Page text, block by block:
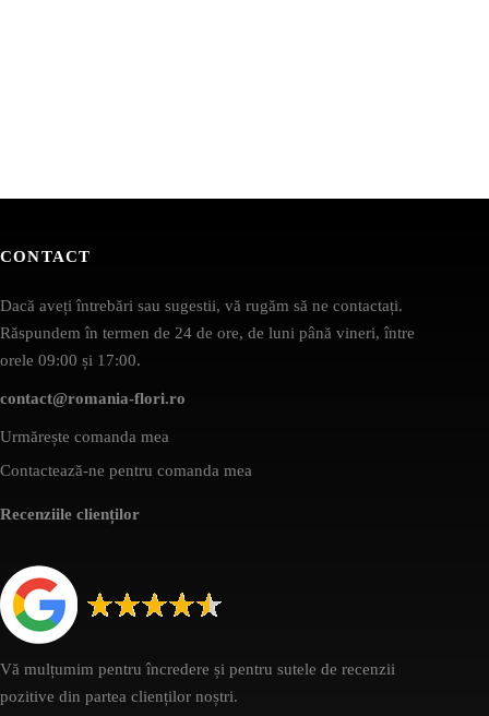
CONTACT
Dacă aveți întrebări sau sugestii, vă rugăm să ne contactați.
Răspundem în termen de 24 de ore, de luni până vineri, între
orele 09:00 și 17:00.
contact@romania-flori.ro
Urmărește comanda mea
Contactează-ne pentru comanda mea
Recenziile clienților
Vă mulțumim pentru încredere și pentru sutele de recenzii
pozitive din partea clienților noștri.